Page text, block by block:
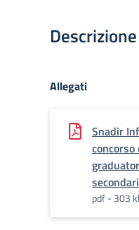
Descrizione
Allegati
Snadir
pdf - 303